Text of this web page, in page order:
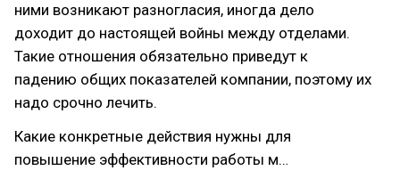
ними возникают разногласия, иногда дело
доходит до настоящей войны между отделами.
Такие отношения обязательно приведут к
падению общих показателей компании, поэтому их
надо срочно лечить.
Какие конкретные действия нужны для
повышение эффективности работы м…